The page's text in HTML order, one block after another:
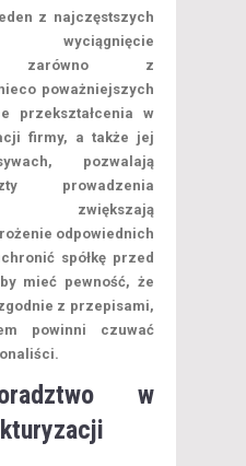
z najczęstszych
wyciągnięcie
zarówno z
poważniejszych
przekształcenia w
firmy, a także jej
pozwalają
prowadzenia
a zwiększają
odpowiednich
spółkę przed
mieć pewność, że
z przepisami,
powinni czuwać
w